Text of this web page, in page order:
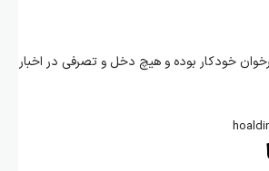
خودکار بوده و هیچ دخل و تصرفی در اخبار